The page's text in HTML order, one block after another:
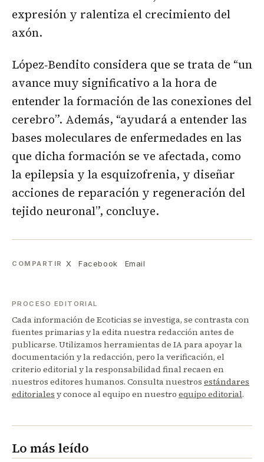
expresión y ralentiza el crecimiento del
axón.
López‐Bendito considera que se trata de “un
avance muy significativo a la hora de
entender la formación de las conexiones del
cerebro”. Además, “ayudará a entender las
bases moleculares de enfermedades en las
que dicha formación se ve afectada, como
la epilepsia y la esquizofrenia, y diseñar
acciones de reparación y regeneración del
tejido neuronal”, concluye.
COMPARTIR X Facebook Email
PROCESO EDITORIAL
Cada información de Ecoticias se investiga, se contrasta con
fuentes primarias y la edita nuestra redacción antes de
publicarse. Utilizamos herramientas de IA para apoyar la
documentación y la redacción, pero la verificación, el
criterio editorial y la responsabilidad final recaen en
nuestros editores humanos. Consulta nuestros estándares
editoriales y conoce al equipo en nuestro equipo editorial.
Lo más leído